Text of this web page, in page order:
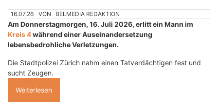
16.07.26 VON BELMEDIA REDAKTION
Am Donnerstagmorgen, 16. Juli 2026, erlitt ein Mann im
Kreis 4während einer Auseinandersetzung
lebensbedrohliche Verletzungen.
Die Stadtpolizei Zürich nahm einen Tatverdächtigen fest und
sucht Zeugen.
Weiterlesen